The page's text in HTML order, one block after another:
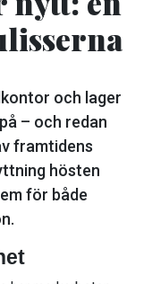
och lager
– och redan
framtidens
hösten
för både